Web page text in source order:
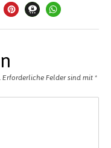
Erforderliche Felder sind mit *